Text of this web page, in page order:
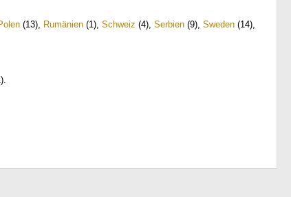
(13), Rumänien (1), Schweiz (4), Serbien (9), Sweden (14),
.